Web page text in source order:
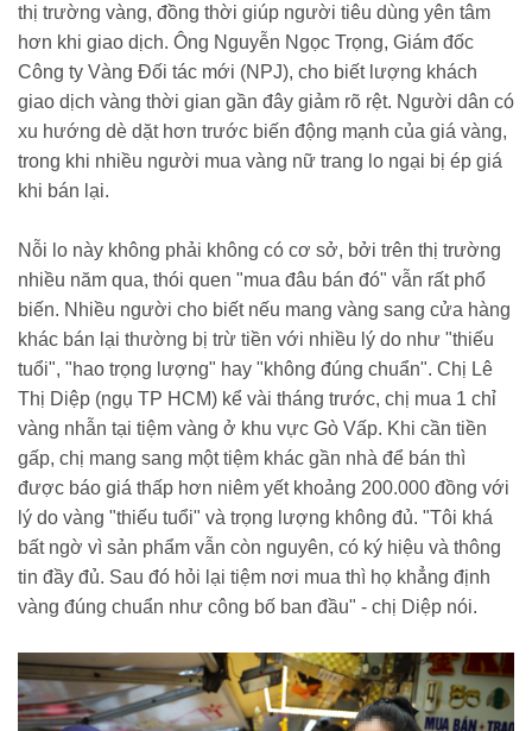
thị trường vàng, đồng thời giúp người tiêu dùng yên tâm
hơn khi giao dịch. Ông Nguyễn Ngọc Trọng, Giám đốc
Công ty Vàng Đối tác mới (NPJ), cho biết lượng khách
giao dịch vàng thời gian gần đây giảm rõ rệt. Người dân có
xu hướng dè dặt hơn trước biến động mạnh của giá vàng,
trong khi nhiều người mua vàng nữ trang lo ngại bị ép giá
khi bán lại.
Nỗi lo này không phải không có cơ sở, bởi trên thị trường
nhiều năm qua, thói quen "mua đâu bán đó" vẫn rất phổ
biến. Nhiều người cho biết nếu mang vàng sang cửa hàng
khác bán lại thường bị trừ tiền với nhiều lý do như "thiếu
tuổi", "hao trọng lượng" hay "không đúng chuẩn". Chị Lê
Thị Diệp (ngụ TP HCM) kể vài tháng trước, chị mua 1 chỉ
vàng nhẫn tại tiệm vàng ở khu vực Gò Vấp. Khi cần tiền
gấp, chị mang sang một tiệm khác gần nhà để bán thì
được báo giá thấp hơn niêm yết khoảng 200.000 đồng với
lý do vàng "thiếu tuổi" và trọng lượng không đủ. "Tôi khá
bất ngờ vì sản phẩm vẫn còn nguyên, có ký hiệu và thông
tin đầy đủ. Sau đó hỏi lại tiệm nơi mua thì họ khẳng định
vàng đúng chuẩn như công bố ban đầu" - chị Diệp nói.